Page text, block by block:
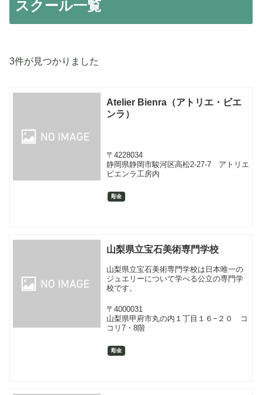
スクール一覧
3件が見つかりました
Atelier Bienra（アトリエ・ビエ
ンラ）
〒4228034
静岡県静岡市駿河区高松2-27-7 アトリエ
ビエンラ工房内
彫金
山梨県立宝石美術専門学校
山梨県立宝石美術専門学校は日本唯一の
ジュエリーについて学べる公立の専門学
校です。
〒4000031
山梨県甲府市丸の内１丁目１６−２０ コ
コリ7・8階
彫金